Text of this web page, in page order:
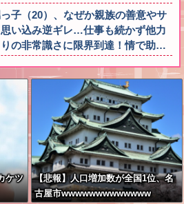
子（20）、なぜか親族の善意やサ
い込み逆ギレ…仕事も続かず他力
の非常識さに限界到達！情で助…
ケツ
【悲報】人口増加数が全国1位、名
古屋市wwwwwwwwwwwww